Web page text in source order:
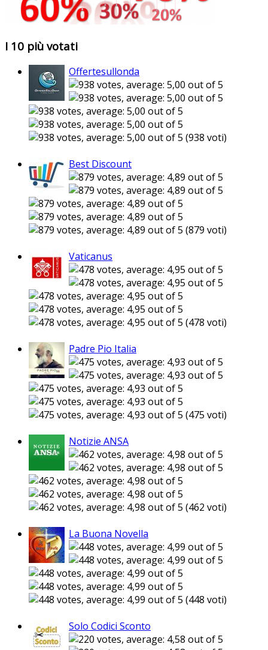
I 10 più votati
Offertesullonda
(938 voti)
Best Discount
(879 voti)
Vaticanus
(478 voti)
Padre Pio Italia
(475 voti)
Notizie ANSA
(462 voti)
La Buona Novella
(448 voti)
Solo Codici Sconto